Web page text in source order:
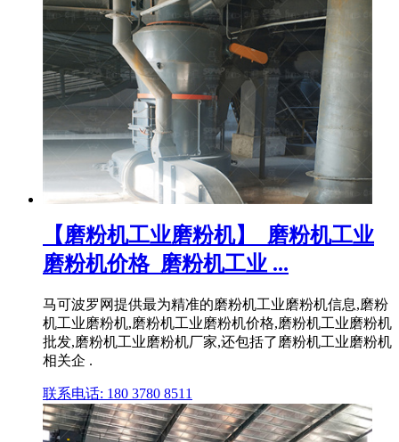
【磨粉机工业磨粉机】_磨粉机工业
磨粉机价格_磨粉机工业 ...
马可波罗网提供最为精准的磨粉机工业磨粉机信息,磨粉
机工业磨粉机,磨粉机工业磨粉机价格,磨粉机工业磨粉机
批发,磨粉机工业磨粉机厂家,还包括了磨粉机工业磨粉机
相关企 .
联系电话: 180 3780 8511